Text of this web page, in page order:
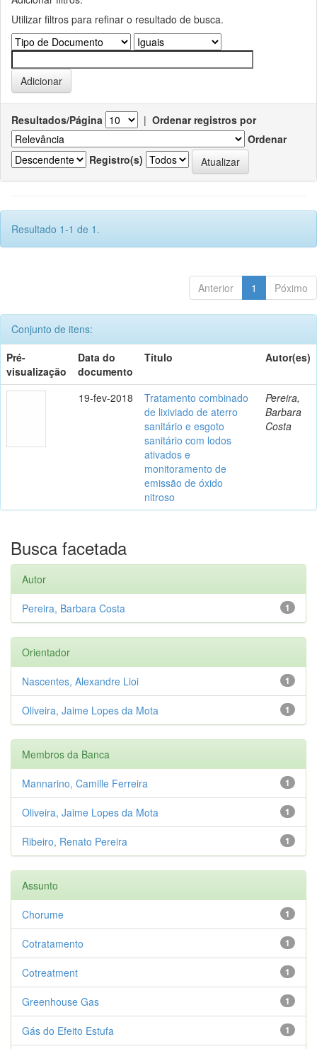
Utilizar filtros para refinar o resultado de busca.
Resultados/Página | Ordenar registros por
Ordenar
Registro(s)
Resultado 1-1 de 1.
Anterior 1 Póximo
Conjunto de itens:
Pré-
visualização
Data do
documento
Título Autor(es)
19-fev-2018
Tratamento combinado
de lixiviado de aterro
sanitário e esgoto
sanitário com lodos
ativados e
monitoramento de
emissão de óxido
nitroso
Pereira,
Barbara
Costa
Busca facetada
Autor
1
Pereira, Barbara Costa
Orientador
1
Nascentes, Alexandre Lioi
1
Oliveira, Jaime Lopes da Mota
Membros da Banca
1
Mannarino, Camille Ferreira
1
Oliveira, Jaime Lopes da Mota
1
Ribeiro, Renato Pereira
Assunto
1
Chorume
1
Cotratamento
1
Cotreatment
1
Greenhouse Gas
1
Gás do Efeito Estufa